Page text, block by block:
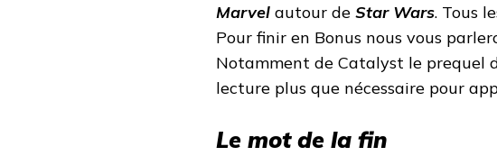
Marvel autour de Star Wars. Tous
Pour finir en Bonus nous vous
Notamment de Catalyst le prequel
lecture plus que nécessaire pour
Le mot de la fin